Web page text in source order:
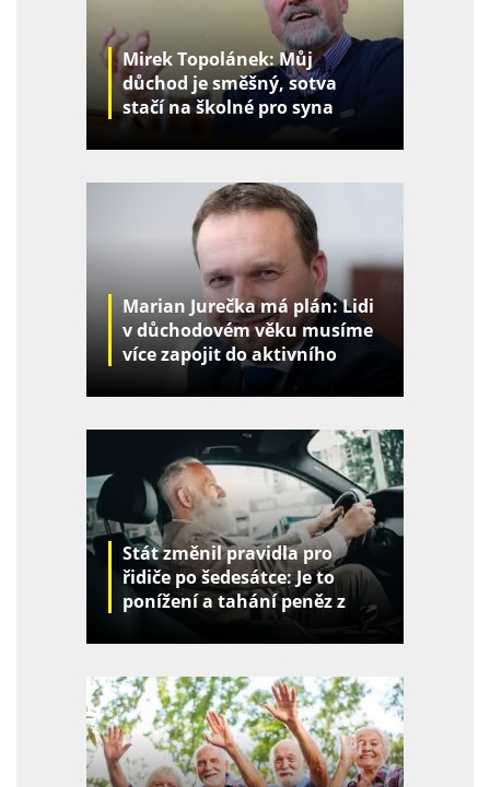
Mirek Topolánek: Můj
důchod je směšný, sotva
stačí na školné pro syna
Marian Jurečka má plán: Lidi
v důchodovém věku musíme
více zapojit do aktivního
Stát změnil pravidla pro
řidiče po šedesátce: Je to
ponížení a tahání peněz z